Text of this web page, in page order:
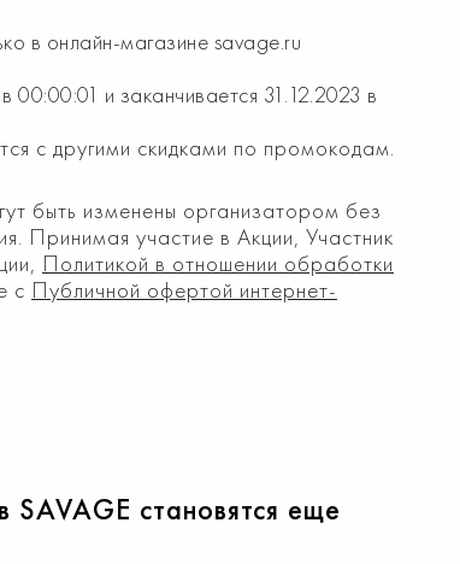
в онлайн-магазине savage.ru
00:00:01 и заканчивается 31.12.2023 в
с другими скидками по промокодам.
быть изменены организатором без
Принимая участие в Акции, Участник
Политикой в отношении обработки
с Публичной офертой интернет-
SAVAGE становятся еще